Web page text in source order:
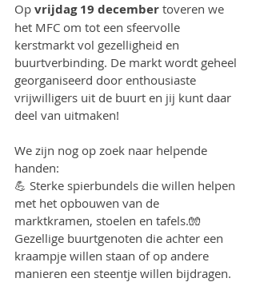
Op vrijdag 19 december toveren we
het MFC om tot een sfeervolle
kerstmarkt vol gezelligheid en
buurtverbinding. De markt wordt geheel
georganiseerd door enthousiaste
vrijwilligers uit de buurt en jij kunt daar
deel van uitmaken!
We zijn nog op zoek naar helpende
handen:
💪 Sterke spierbundels die willen helpen
met het opbouwen van de
marktkramen, stoelen en tafels.🧤
Gezellige buurtgenoten die achter een
kraampje willen staan of op andere
manieren een steentje willen bijdragen.